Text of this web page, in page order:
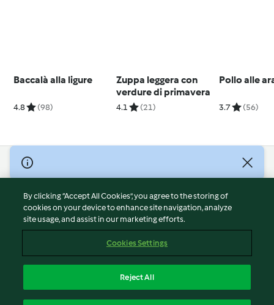
Baccalà alla ligure
4.8 (98)
Zuppa leggera con
verdure di primavera
4.1 (21)
Pollo alle
3.7 (56)
© Copyright 2026
Terms of Service
Privacy Policy
Disclaimer
Cookies
Withdraw Contract
By clicking “Accept All Cookies”, you agree to the storing of
cookies on your device to enhance site navigation, analyze
site usage, and assist in our marketing efforts.
Cookies Settings
Reject All